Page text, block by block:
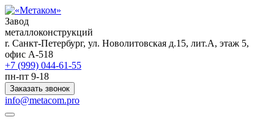
Завод
металлоконструкций
r. Санкт-Петербург, ул. Новолитовская д.15, лит.А, этаж 5,
офис А-518
+7 (999) 044-61-55
пн-пт 9-18
Заказать звонок
info@metacom.pro